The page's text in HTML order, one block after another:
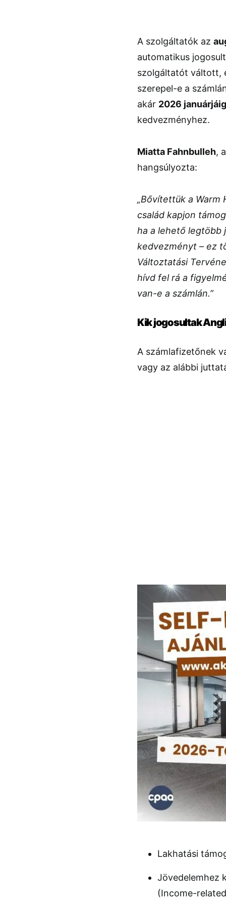
A szolgáltatók az
automatikus
szolgáltatót váltott,
szerepel-e a
akár 2026 januárjáig
kedvezményhez.
Miatta Fahnbulleh,
hangsúlyozta:
„Bővítettük a
család kapjon
ha a lehető legtöbb
kedvezményt – ez
Változtatási
hívd fel rá a
van-e a számlán.”
Kik jogosultak
A számlafizetőnek
vagy az alábbi
Lakhatási
Jövedelemhez
(Income-